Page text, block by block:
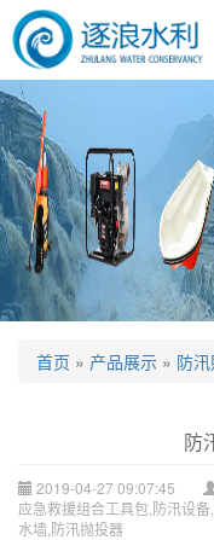
首页 » 产品展示 » 防
防
2019-04-27 09:07:45
应急救援组合工具包,防汛设
水墙,防汛抛投器